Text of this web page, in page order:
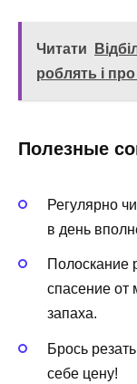
Читати
роблять і
Полезные
Регулярно
в день
Полоскание
спасение от
запаха.
Брось
себе цену!